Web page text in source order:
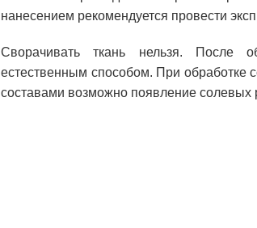
нанесением рекомендуется провести
Сворачивать ткань нельзя. После
естественным способом. При обработке
составами возможно появление солевых